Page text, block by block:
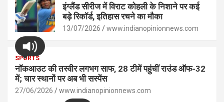
इंग्लैंड सीरीज में विराट कोहली के निशाने पर कई
बड़े रिकॉर्ड, इतिहास रचने का मौका
13/07/2026 www.indianopinionnews.com
SPORTS
नॉकआउट की तस्वीर लगभग साफ, 28 टीमें पहुंचीं राउंड ऑफ-32
में; चार स्थानों पर अब भी सस्पेंस
27/06/2026 www.indianopinionnews.com